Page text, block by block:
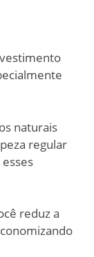
naturais
regular
reduz a